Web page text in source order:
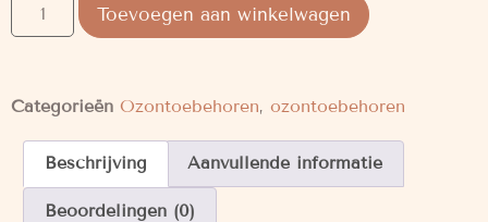
Toevoegen aan winkelwagen
Categorieën Ozontoebehoren, ozontoebehoren
Beschrijving Aanvullende informatie
Beoordelingen (0)